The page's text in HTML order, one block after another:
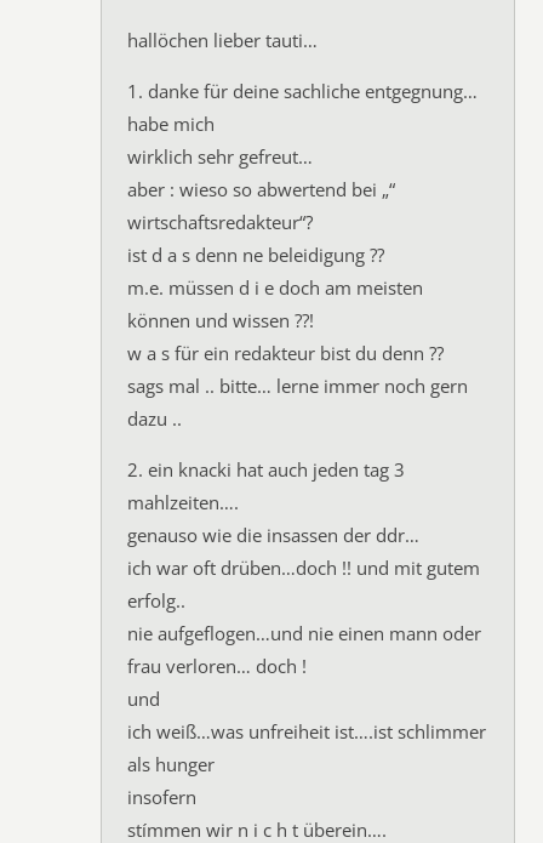
hallöchen lieber tauti…
1. danke für deine sachliche entgegnung…
habe mich
wirklich sehr gefreut…
aber : wieso so abwertend bei „“
wirtschaftsredakteur“?
ist d a s denn ne beleidigung ??
m.e. müssen d i e doch am meisten
können und wissen ??!
w a s für ein redakteur bist du denn ??
sags mal .. bitte… lerne immer noch gern
dazu ..
2. ein knacki hat auch jeden tag 3
mahlzeiten….
genauso wie die insassen der ddr…
ich war oft drüben…doch !! und mit gutem
erfolg..
nie aufgeflogen…und nie einen mann oder
frau verloren… doch !
und
ich weiß…was unfreiheit ist….ist schlimmer
als hunger
insofern
stímmen wir n i c h t überein….